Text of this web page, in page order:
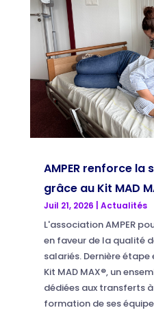
AMPER renforce
grâce au Kit MAD
Juil 21, 2026 Actualités
L'association AMPER
en faveur de la qualité
salariés. Dernière
Kit MAD MAX®, un
dédiées aux transferts
formation de ses